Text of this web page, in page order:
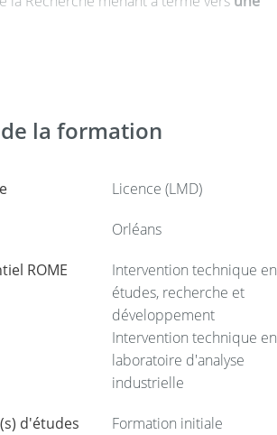
la formation
Licence (LMD)
Orléans
ROME
Intervention technique en
études, recherche et
développement
Intervention technique en
laboratoire d'analyse
industrielle
d'études
Formation initiale